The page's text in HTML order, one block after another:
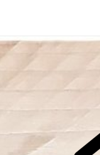
content